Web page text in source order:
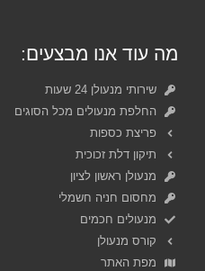
מה עוד אנו מבצעים:
שירותי מנעולן 24 שעות
החלפת מנעולים מכל הסוגים
פריצת כספות
תיקון דלת זכוכית
מנעולן ראשון לציון
מחסום חניה חשמלי
מנעולים חכמים
קורס מנעולן
מפת האתר